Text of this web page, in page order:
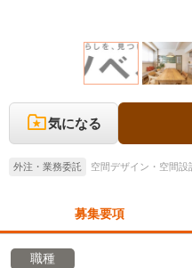
気になる
外注・業務委託 空間デザイン・空間設
募集要項
職種